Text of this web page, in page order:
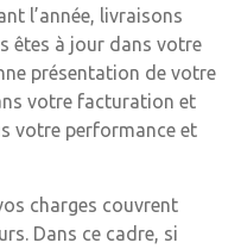
l’année, livraisons
êtes à jour dans votre
présentation de votre
votre facturation et
votre performance et
charges couvrent
Dans ce cadre, si